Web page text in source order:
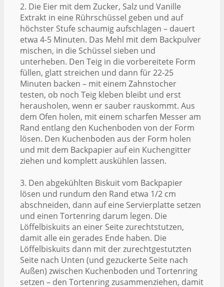
2. Die Eier mit dem Zucker, Salz und Vanille
Extrakt in eine Rührschüssel geben und auf
höchster Stufe schaumig aufschlagen – dauert
etwa 4-5 Minuten. Das Mehl mit dem Backpulver
mischen, in die Schüssel sieben und
unterheben. Den Teig in die vorbereitete Form
füllen, glatt streichen und dann für 22-25
Minuten backen – mit einem Zahnstocher
testen, ob noch Teig kleben bleibt und erst
herausholen, wenn er sauber rauskommt. Aus
dem Ofen holen, mit einem scharfen Messer am
Rand entlang den Kuchenboden von der Form
lösen. Den Kuchenboden aus der Form holen
und mit dem Backpapier auf ein Kuchengitter
ziehen und komplett auskühlen lassen.
3. Den abgekühlten Biskuit vom Backpapier
lösen und rundum den Rand etwa 1/2 cm
abschneiden, dann auf eine Servierplatte setzen
und einen Tortenring darum legen. Die
Löffelbiskuits an einer Seite zurechtstutzen,
damit alle ein gerades Ende haben. Die
Löffelbiskuits dann mit der zurechtgestutzten
Seite nach Unten (und gezuckerte Seite nach
Außen) zwischen Kuchenboden und Tortenring
setzen – den Tortenring zusammenziehen, damit